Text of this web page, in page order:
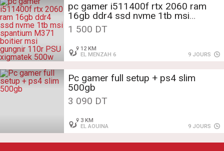
pc gamer i511400f rtx 2060 ram
16gb ddr4 ssd nvme 1tb msi
spantium M371 boitier msi gungnir
110r PSU xigmatek 500w 80 plus
1 500 DT
12 KM
EL MENZAH 6
9 JOURS
Pc gamer full setup + ps4 slim
500gb
3 090 DT
3 KM
EL AOUINA
9 JOURS